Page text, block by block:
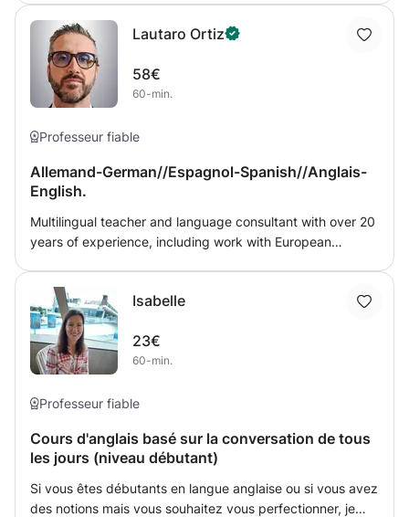
que je utilisé sont: l'anglais, l'italien, le français et les
portugais( je entend le espagnol et le criole du Capt-
Verd).
Lautaro Ortiz
58€
60-min.
Professeur fiable
Allemand-German//Espagnol-Spanish//Anglais-
English.
Multilingual teacher and language consultant with over 20
years of experience, including work with European
everyday communication. Supportive, results-oriented
approach for all levels. ---- Enseignant multilingue et
consultant en langues avec plus de 20 ans d’expérience,
notamment auprès des institutions européennes. Je
vos objectifs (scolaires, professionnels ou communication
structurée et efficace. ----- Profesor multilingüe y
consultor en idiomas con más de 20 años de experiencia,
incluyendo colaboración con instituciones europeas.
Ofrezco clases personalizadas y prácticas, adaptadas a
Isabelle
23€
60-min.
Professeur fiable
Cours d'anglais basé sur la conversation de tous
les jours (niveau débutant)
Si vous êtes débutants en langue anglaise ou si vous avez
des notions mais vous souhaitez vous perfectionner, je